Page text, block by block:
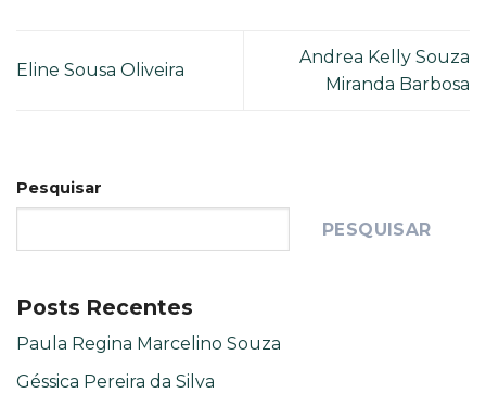
Eline Sousa Oliveira
Andrea Kelly Souza
Miranda Barbosa
Pesquisar
PESQUISAR
Posts Recentes
Paula Regina Marcelino Souza
Géssica Pereira da Silva